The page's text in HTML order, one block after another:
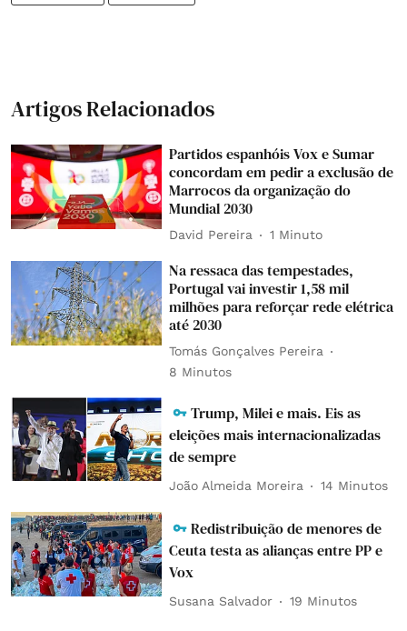
Artigos Relacionados
Partidos espanhóis Vox e Sumar
concordam em pedir a exclusão de
Marrocos da organização do
Mundial 2030
David Pereira 1 Minuto
Na ressaca das tempestades,
Portugal vai investir 1,58 mil
milhões para reforçar rede elétrica
até 2030
Tomás Gonçalves Pereira
8 Minutos
Trump, Milei e mais. Eis as
eleições mais internacionalizadas
de sempre
João Almeida Moreira 14 Minutos
Redistribuição de menores de
Ceuta testa as alianças entre PP e
Vox
Susana Salvador 19 Minutos